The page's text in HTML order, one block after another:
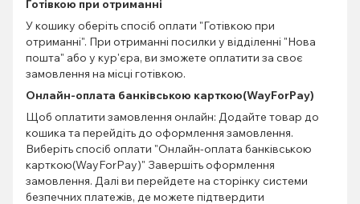
Готівкою при отриманні
У кошику оберіть спосіб оплати "Готівкою при
отриманні". При отриманні посилки у відділенні "Нова
пошта" або у кур'єра, ви зможете оплатити за своє
замовлення на місці готівкою.
Онлайн-оплата банківською карткою(WayForPay)
Щоб оплатити замовлення онлайн: Додайте товар до
кошика та перейдіть до оформлення замовлення.
Виберіть спосіб оплати "Онлайн-оплата банківською
карткою(WayForPay)" Завершіть оформлення
замовлення. Далі ви перейдете на сторінку системи
безпечних платежів, де можете підтвердити